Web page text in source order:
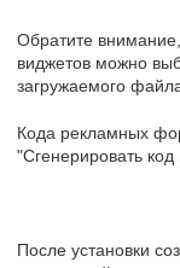
Обратите
виджетов можно
загружаемого
Кода рекламных
"Сгенерировать код
После установки